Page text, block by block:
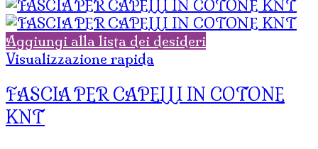
Aggiungi alla lista dei desideri
Visualizzazione rapida
FASCIA PER CAPELLI IN COTONE
KNT